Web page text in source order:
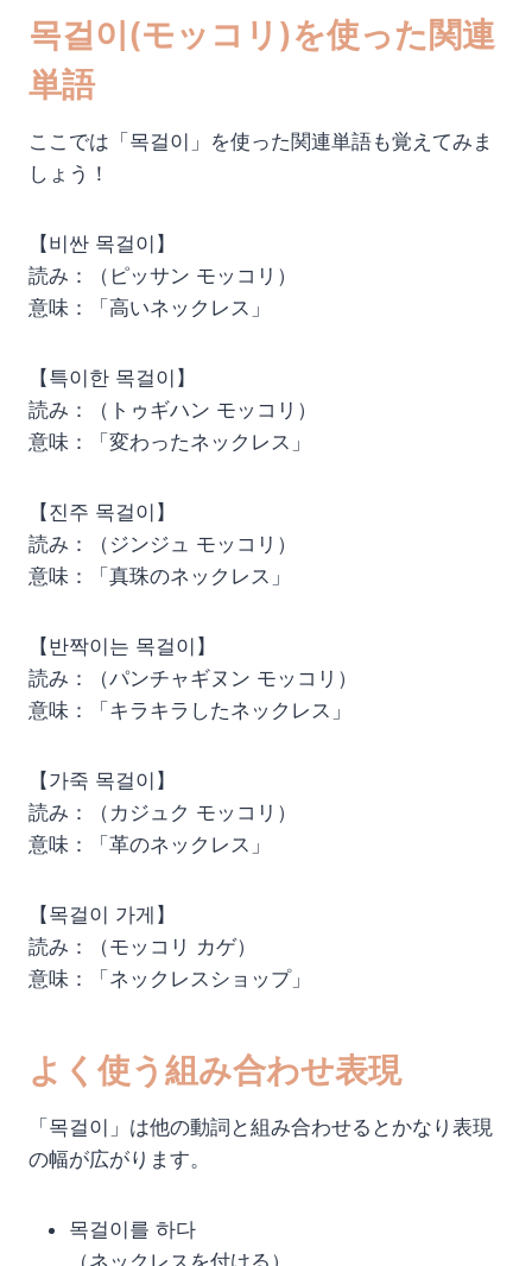
목걸이(モッコリ)を使った関連
単語
ここでは「목걸이」を使った関連単語も覚えてみま
しょう！
【비싼 목걸이】
読み：（ピッサン モッコリ）
意味：「高いネックレス」
【특이한 목걸이】
読み：（トゥギハン モッコリ）
意味：「変わったネックレス」
【진주 목걸이】
読み：（ジンジュ モッコリ）
意味：「真珠のネックレス」
【반짝이는 목걸이】
読み：（パンチャギヌン モッコリ）
意味：「キラキラしたネックレス」
【가죽 목걸이】
読み：（カジュク モッコリ）
意味：「革のネックレス」
【목걸이 가게】
読み：（モッコリ カゲ）
意味：「ネックレスショップ」
よく使う組み合わせ表現
「목걸이」は他の動詞と組み合わせるとかなり表現
の幅が広がります。
목걸이를 하다